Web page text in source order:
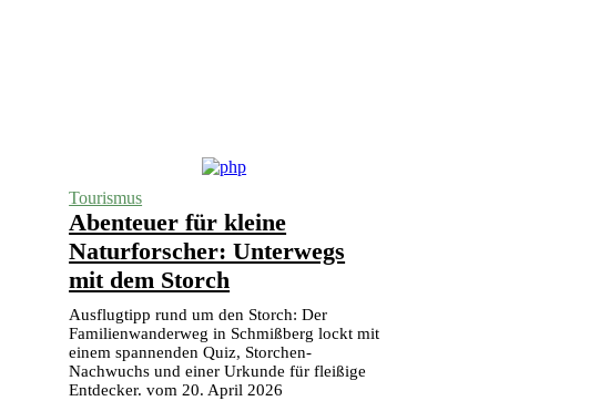
Tourismus
Abenteuer für kleine
Naturforscher: Unterwegs
mit dem Storch
Ausflugtipp rund um den Storch: Der
Familienwanderweg in Schmißberg lockt mit
einem spannenden Quiz, Storchen-
Nachwuchs und einer Urkunde für fleißige
Entdecker. vom 20. April 2026